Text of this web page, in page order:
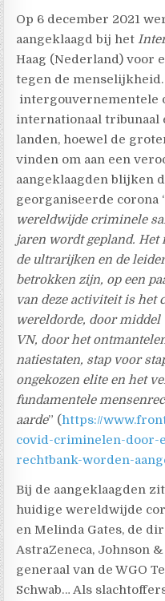
Op 6 december 2021
aangeklaagd bij het
Haag (Nederland) voor
tegen de menselijkheid.
intergouvernementele
internationaal tribunaal
landen, hoewel de
vinden om aan een
aangeklaagden blijken
georganiseerde corona
wereldwijde criminele
jaren wordt gepland. Het
de ultrarijken en de
betrokken zijn, op een
van deze activiteit is het
wereldorde, door middel
VN, door het
natiestaten, stap voor
ongekozen elite en het
fundamentele
aarde” (https://
covid-criminelen-door-
rechtbank-worden-
Bij de aangeklaagden
huidige wereldwijde
en Melinda Gates, de
AstraZeneca, Johnson
generaal van de WGO
Schwab… Als